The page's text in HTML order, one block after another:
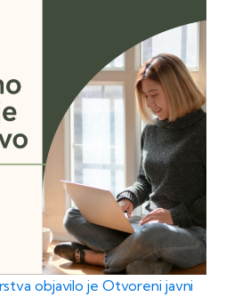
objavilo je Otvoreni javni